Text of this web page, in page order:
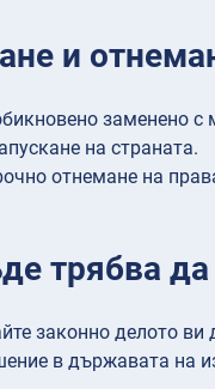
и
заменено
на страната.
отнемане на
трябва
законно делото
в държавата на